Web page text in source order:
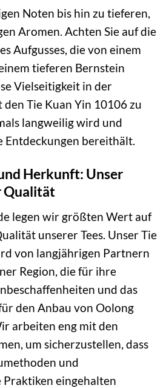
Noten bis hin zu tieferen,
Aromen. Achten Sie auf die
Aufgusses, die von einem
tieferen Bernstein
Vielseitigkeit in der
Tie Kuan Yin 10106 zu
langweilig wird und
Entdeckungen bereithält.
Herkunft: Unser
Qualität
legen wir größten Wert auf
unserer Tees. Unser Tie
von langjährigen Partnern
Region, die für ihre
und das
den Anbau von Oolong
arbeiten eng mit den
um sicherzustellen, dass
und
eingehalten